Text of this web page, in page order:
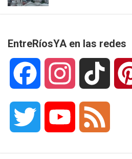
EntreRíosYA en las redes
a n